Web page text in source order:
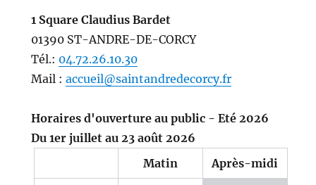
1 Square Claudius Bardet
01390 ST-ANDRE-DE-CORCY
Tél.: 04.72.26.10.30
Mail : accueil@saintandredecorcy.fr
Horaires d'ouverture au public - Eté 2026
Du 1er juillet au 23 août 2026
Matin
Après-midi